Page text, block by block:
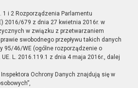
1 i 2 Rozporządzenia Parlamentu
2016/679 z dnia 27 kwietnia 2016r. w
w związku z przetwarzaniem
swobodnego przepływu takich danych
95/46/WE (ogólne rozporządzenie o
L. 2016.119.1 z dnia 4 maja 2016r., dalej
Ochrony Danych znajdują się w